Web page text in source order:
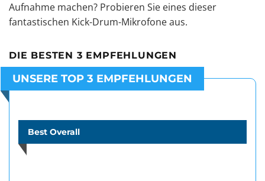
Aufnahme machen? Probieren Sie eines dieser
fantastischen Kick-Drum-Mikrofoneaus.
DIE BESTEN 3 EMPFEHLUNGEN
UNSERE TOP 3 EMPFEHLUNGEN
Best Overall